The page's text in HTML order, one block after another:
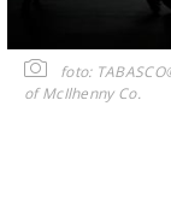
foto:
of McIlhenny Co.